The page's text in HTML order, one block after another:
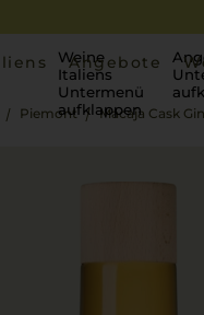
Weine
Italiens
Untermenü
aufklappen
Angebote
Piemont Macaja Cask